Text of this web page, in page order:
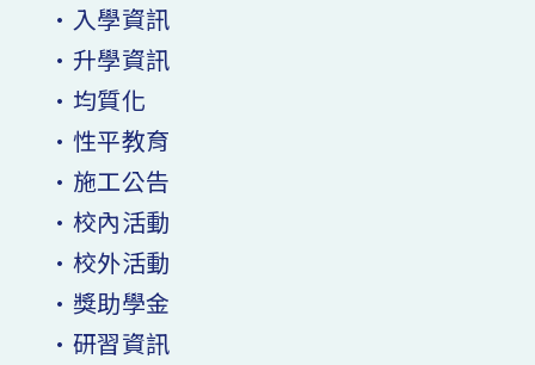
•入學資訊
•升學資訊
•均質化
•性平教育
•施工公告
•校內活動
•校外活動
•獎助學金
•研習資訊